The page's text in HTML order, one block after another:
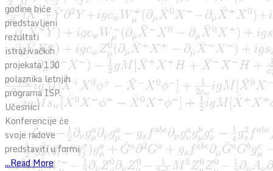
godine biće
predstavljeni
rezultati
istraživačkih
projekata 130
polaznika letnjih
programa ISP.
Učesnici
Konferencije će
svoje radove
predstaviti u formi
...Read More